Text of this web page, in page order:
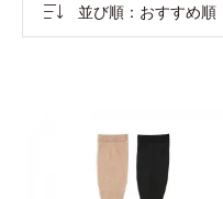
並び順 おすすめ順